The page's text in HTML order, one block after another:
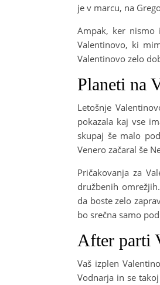
je v marcu, na
Ampak, ker nismo
Valentinovo, ki
Valentinovo zelo
Planeti na
Letošnje
pokazala kaj vse
skupaj še malo
Venero začaral še
Pričakovanja za
družbenih
da boste zelo
bo srečna samo
After parti
Vaš izplen
Vodnarja in se